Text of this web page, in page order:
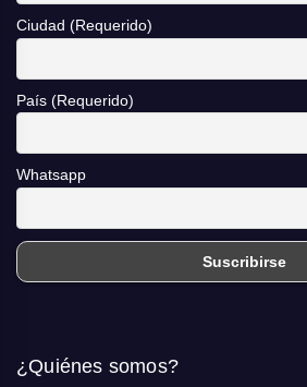
Ciudad (Requerido)
País (Requerido)
Whatsapp
¿Quiénes somos?